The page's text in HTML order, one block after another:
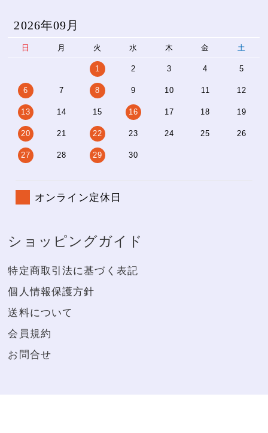
2026年09月
日 月 火 水 木 金 土
1 2 3 4 5
6 7 8 9 10 11 12
13 14 15 16 17 18 19
20 21 22 23 24 25 26
27 28 29 30
オンライン定休日
ショッピングガイド
特定商取引法に基づく表記
個人情報保護方針
送料について
会員規約
お問合せ